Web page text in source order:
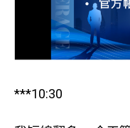
***10:30